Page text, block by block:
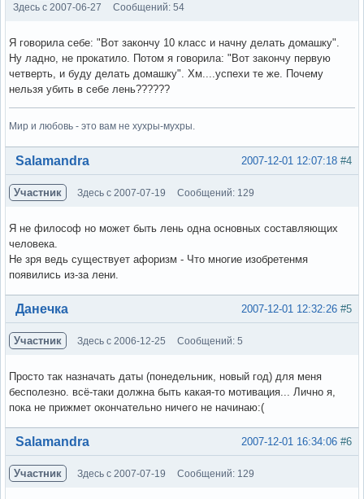
Здесь с 2007-06-27
Сообщений: 54
Я говорила себе: "Вот закончу 10 класс и начну делать домашку".
Ну ладно, не прокатило. Потом я говорила: "Вот закончу первую
четверть, и буду делать домашку". Хм....успехи те же. Почему
нельзя убить в себе лень??????
Мир и любовь - это вам не хухры-мухры.
Вне форума #4
2007-12-01 12:07:18
Salamandra
Участник Здесь с 2007-07-19 Сообщений: 129
Я не философ но может быть лень одна основных составляющих
человека.
Не зря ведь существует афоризм - Что многие изобретенмя
появились из-за лени.
Вне форума #5
2007-12-01 12:32:26
Данечка
Участник Здесь с 2006-12-25 Сообщений: 5
Просто так назначать даты (понедельник, новый год) для меня
бесполезно. всё-таки должна быть какая-то мотивация... Лично я,
пока не прижмет окончательно ничего не начинаю:(
Вне форума #6
2007-12-01 16:34:06
Salamandra
Участник Здесь с 2007-07-19 Сообщений: 129